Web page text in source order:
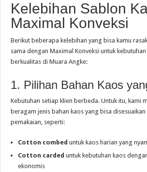
Kelebihan Sablon
Maximal Konveksi
Berikut beberapa kelebihan yang bisa kamu
sama dengan Maximal Konveksi untuk
berkualitas di Muara Angke:
1. Pilihan Bahan Kaos
Kebutuhan setiap klien berbeda. Untuk itu, kami
beragam jenis bahan kaos yang bisa
pemakaian, seperti:
Cotton combed untuk kaos harian yang
Cotton carded untuk kebutuhan kaos
ekonomis